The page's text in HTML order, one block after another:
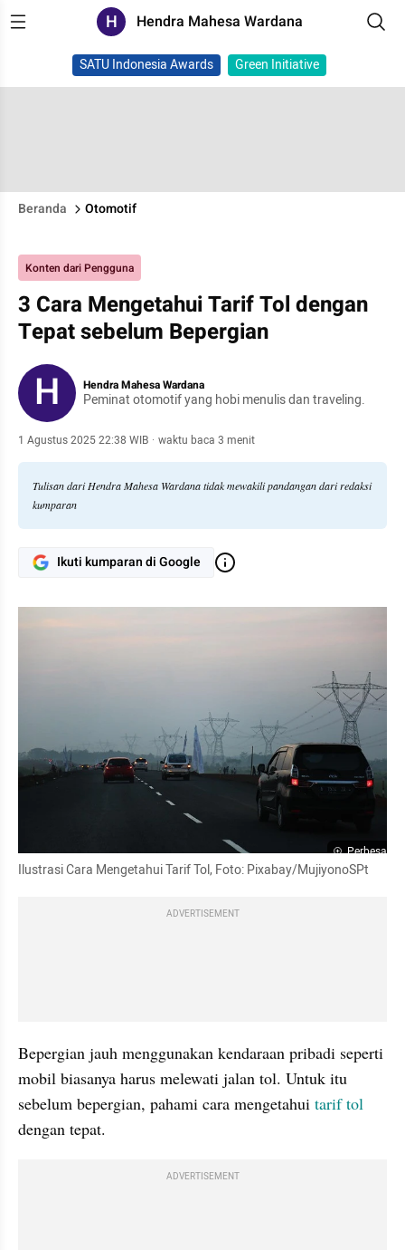
H Hendra Mahesa Wardana
SATU Indonesia Awards Green Initiative
Beranda Otomotif
Konten dari Pengguna
3 Cara Mengetahui Tarif Tol dengan
Tepat sebelum Bepergian
H Hendra Mahesa Wardana
Peminat otomotif yang hobi menulis dan traveling.
1 Agustus 2025 22:38 WIB · waktu baca 3 menit
Tulisan dari Hendra Mahesa Wardana tidak mewakili pandangan dari redaksi
kumparan
Ikuti kumparan di Google
Perbesar
Ilustrasi Cara Mengetahui Tarif Tol, Foto: Pixabay/MujiyonoSPt
ADVERTISEMENT
Bepergian jauh menggunakan kendaraan pribadi seperti
mobil biasanya harus melewati jalan tol. Untuk itu
sebelum bepergian, pahami cara mengetahui tarif tol
dengan tepat.
ADVERTISEMENT